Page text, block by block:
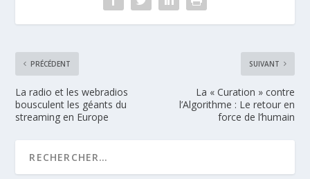
PRÉCÉDENT
La radio et les webradios
bousculent les géants du
streaming en Europe
SUIVANT
La « Curation » contre
l’Algorithme : Le retour en
force de l’humain